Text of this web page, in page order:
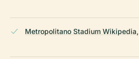
Metropolitano Stadium